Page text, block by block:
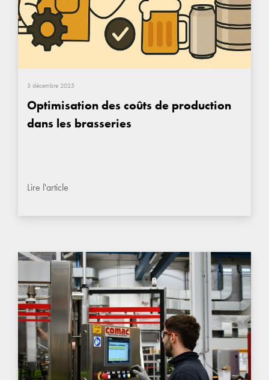
3 décembre 2025
Optimisation des coûts de production
dans les brasseries
Lire l'article